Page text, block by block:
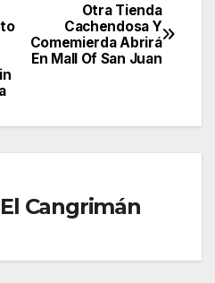
Otra Tienda
Cachendosa Y
Comemierda Abrirá
En Mall Of San Juan
El Cangrimán